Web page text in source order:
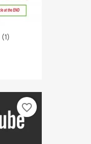
(1)
favorite_border